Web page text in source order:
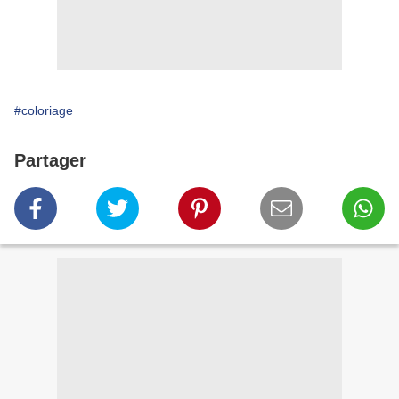
#coloriage
Partager